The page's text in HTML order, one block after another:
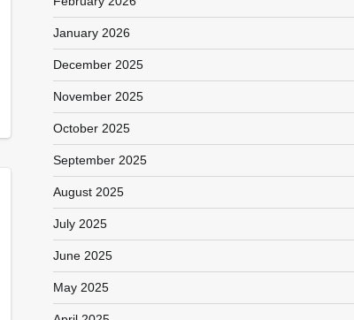
January 2026
December 2025
November 2025
October 2025
September 2025
August 2025
July 2025
June 2025
May 2025